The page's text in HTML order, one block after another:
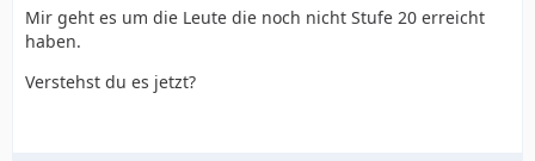
Mir geht es um die Leute die noch nicht Stufe 20 erreicht
haben.
Verstehst du es jetzt?